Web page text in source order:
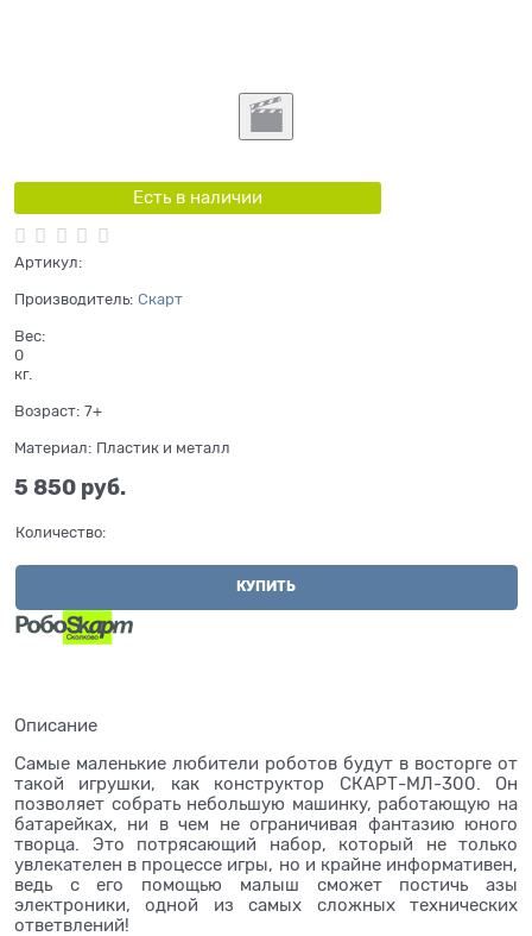
Есть в наличии
Артикул:
Производитель: Скарт
Вес:
0
кг.
Возраст: 7+
Материал: Пластик и металл
5 850 руб.
Количество:
КУПИТЬ
Описание
Самые маленькие любители роботов будут в восторге от
такой игрушки, как конструктор СКАРТ-МЛ-300. Он
позволяет собрать небольшую машинку, работающую на
батарейках, ни в чем не ограничивая фантазию юного
творца. Это потрясающий набор, который не только
увлекателен в процессе игры, но и крайне информативен,
ведь с его помощью малыш сможет постичь азы
электроники, одной из самых сложных технических
ответвлений!